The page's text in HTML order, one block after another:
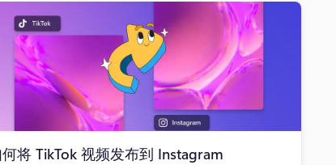
将 TikTok 视频发布到 Instagram